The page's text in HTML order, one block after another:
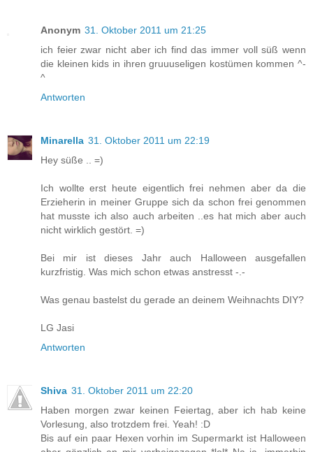
Anonym 31. Oktober 2011 um 21:25
ich feier zwar nicht aber ich find das immer voll süß wenn
die kleinen kids in ihren gruuuseligen kostümen kommen ^-
^
Antworten
Minarella 31. Oktober 2011 um 22:19
Hey süße .. =)
Ich wollte erst heute eigentlich frei nehmen aber da die
Erzieherin in meiner Gruppe sich da schon frei genommen
hat musste ich also auch arbeiten ..es hat mich aber auch
nicht wirklich gestört. =)
Bei mir ist dieses Jahr auch Halloween ausgefallen
kurzfristig. Was mich schon etwas anstresst -.-
Was genau bastelst du gerade an deinem Weihnachts DIY?
LG Jasi
Antworten
Shiva 31. Oktober 2011 um 22:20
Haben morgen zwar keinen Feiertag, aber ich hab keine
Vorlesung, also trotzdem frei. Yeah! :D
Bis auf ein paar Hexen vorhin im Supermarkt ist Halloween